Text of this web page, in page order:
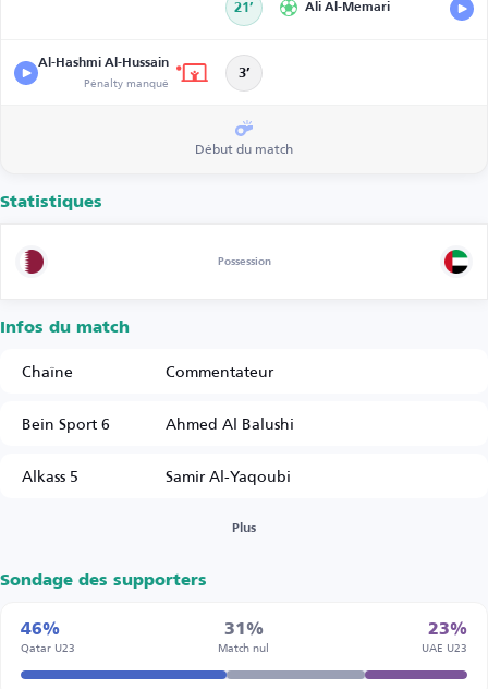
21’ Ali Al-Memari
Al-Hashmi Al-Hussain
Pénalty manqué 3’
Début du match
Statistiques
Possession
Infos du match
Chaîne
Commentateur
Bein Sport 6
Ahmed Al Balushi
Alkass 5
Samir Al-Yaqoubi
Plus
Sondage des supporters
46%
Qatar U23
31%
Match nul
23%
UAE U23